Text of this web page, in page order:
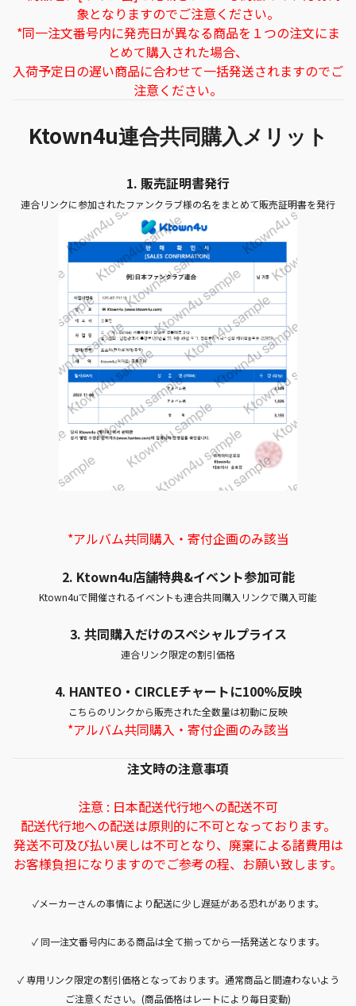
象となりますのでご注意ください。
*同一注文番号内に発売日が異なる商品を１つの注文にま
とめて購入された場合、
入荷予定日の遅い商品に合わせて一括発送されますのでご
注意ください。
Ktown4u連合共同購入メリット
1. 販売証明書発行
連合リンクに参加されたファンクラブ様の名をまとめて販売証明書を発行
*アルバム共同購入・寄付企画のみ該当
2. Ktown4u店舗特典&イベント参加可能
Ktown4uで開催されるイベントも連合共同購入リンクで購入可能
3. 共同購入だけのスペシャルプライス
連合リンク限定の割引価格
4. HANTEO・CIRCLEチャートに100%反映
こちらのリンクから販売された全数量は初動に反映
*アルバム共同購入・寄付企画のみ該当
注文時の注意事項
注意 : 日本配送代行地への配送不可
配送代行地への配送は原則的に不可となっております。
発送不可及び払い戻しは不可となり、廃棄による諸費用は
お客様負担になりますのでご参考の程、お願い致します。
✓メーカーさんの事情により配送に少し遅延がある恐れがあります。
✓ 同一注文番号内にある商品は全て揃ってから一括発送となります。
✓ 専用リンク限定の割引価格となっております。通常商品と間違わないよう
ご注意ください。(商品価格はレートにより毎日変動)